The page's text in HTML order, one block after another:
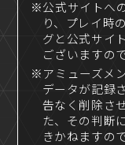
※公式サイトへ
り、プレイ時
グと公式サイ
ございますの
※アミューズメ
データが記録
告なく削除さ
た、その判断
きかねますの